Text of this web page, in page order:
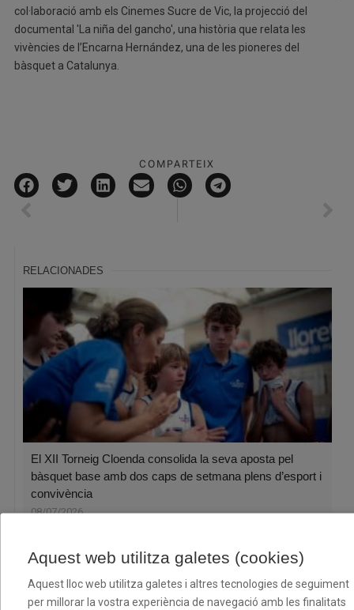
col·laboració amb els Cinemes Sucre de Vic, la projecció del
documental 'La niña del gancho', una història que relata les
vivències de l’Encarna Hernández, una de les pioneres del
bàsquet a Catalunya.
COMPARTEIX
RELACIONADES
El XII Torneig Cloenda consolida la seva aposta pel
bàsquet base amb dos caps de setmana plens d’esport i
convivència
08/07/2026
Aquest web utilitza galetes (cookies)
Aquest lloc web utilitza galetes i altres tecnologies de seguiment
per millorar la vostra experiència de navegació amb les finalitats